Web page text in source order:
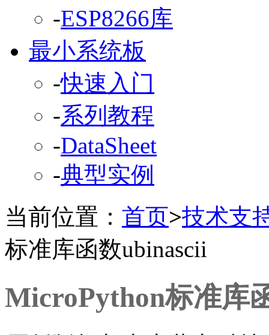
-ESP8266库
最小系统板
-快速入门
-系列教程
-DataSheet
-典型实例
当前位置： 首页>技术支
标准库函数ubinascii
MicroPython标准库